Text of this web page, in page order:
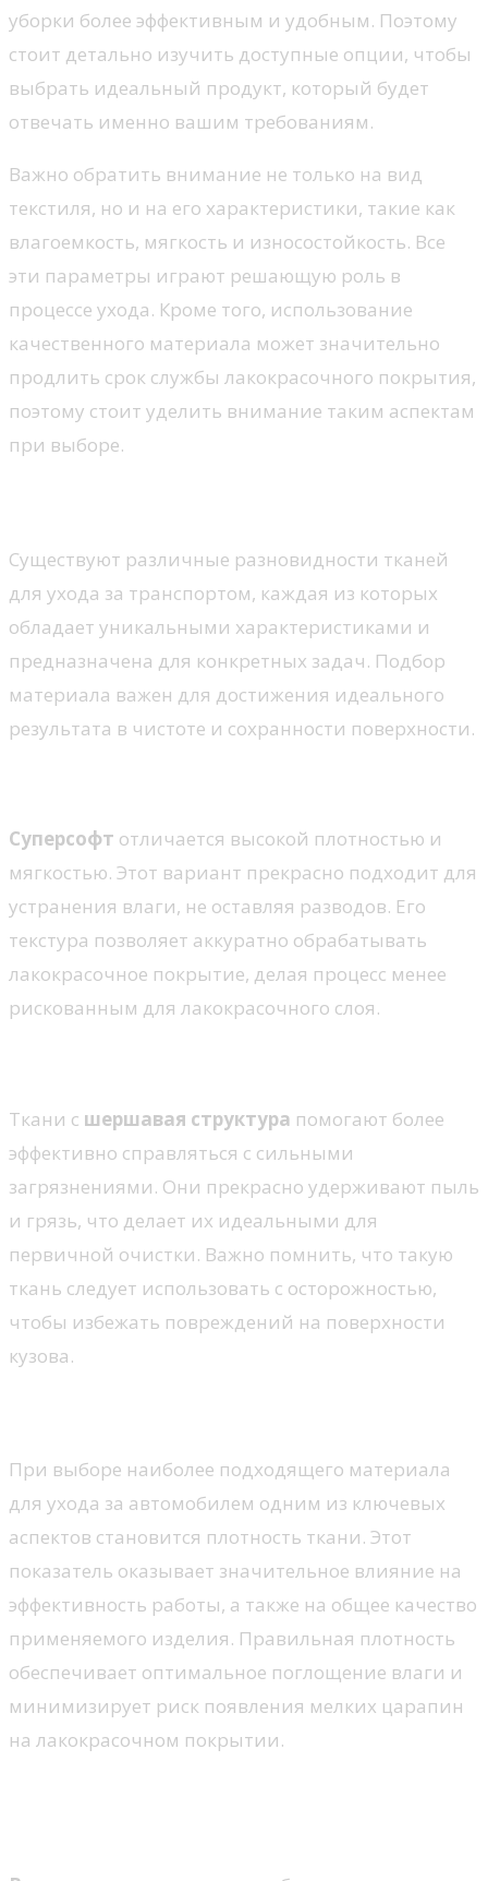
уборки более эффективным и удобным. Поэтому
стоит детально изучить доступные опции, чтобы
выбрать идеальный продукт, который будет
отвечать именно вашим требованиям.
Важно обратить внимание не только на вид
текстиля, но и на его характеристики, такие как
влагоемкость, мягкость и износостойкость. Все
эти параметры играют решающую роль в
процессе ухода. Кроме того, использование
качественного материала может значительно
продлить срок службы лакокрасочного покрытия,
поэтому стоит уделить внимание таким аспектам
при выборе.
Существуют различные разновидности тканей
для ухода за транспортом, каждая из которых
обладает уникальными характеристиками и
предназначена для конкретных задач. Подбор
материала важен для достижения идеального
результата в чистоте и сохранности поверхности.
Суперсофт отличается высокой плотностью и
мягкостью. Этот вариант прекрасно подходит для
устранения влаги, не оставляя разводов. Его
текстура позволяет аккуратно обрабатывать
лакокрасочное покрытие, делая процесс менее
рискованным для лакокрасочного слоя.
Ткани с шершавая структура помогают более
эффективно справляться с сильными
загрязнениями. Они прекрасно удерживают пыль
и грязь, что делает их идеальными для
первичной очистки. Важно помнить, что такую
ткань следует использовать с осторожностью,
чтобы избежать повреждений на поверхности
кузова.
При выборе наиболее подходящего материала
для ухода за автомобилем одним из ключевых
аспектов становится плотность ткани. Этот
показатель оказывает значительное влияние на
эффективность работы, а также на общее качество
применяемого изделия. Правильная плотность
обеспечивает оптимальное поглощение влаги и
минимизирует риск появления мелких царапин
на лакокрасочном покрытии.